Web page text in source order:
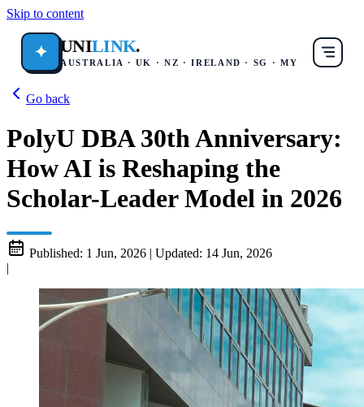
Skip to content
✦ UNILINK.
AUSTRALIA · UK · NZ · IRELAND · SG · MY
Go back
PolyU DBA 30th Anniversary:
How AI is Reshaping the
Scholar-Leader Model in 2026
Published: 1 Jun, 2026 | Updated: 14 Jun, 2026
|